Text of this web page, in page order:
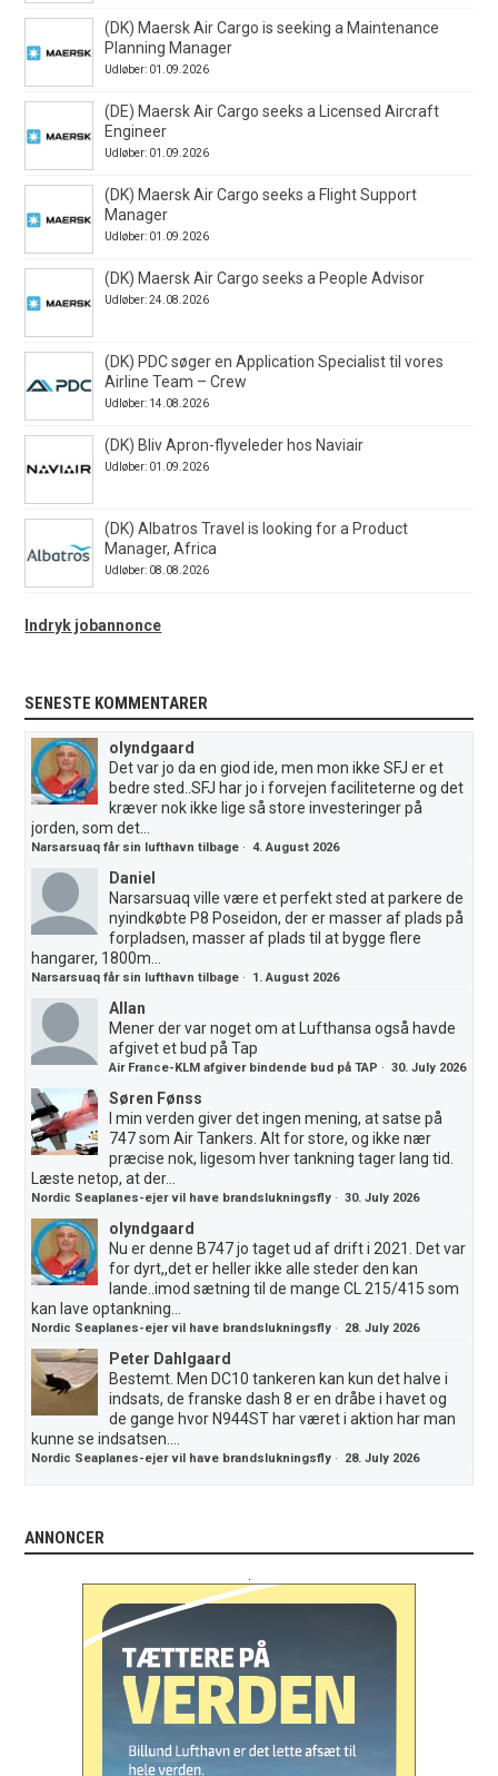
(DK) Maersk Air Cargo is seeking a Maintenance
Planning Manager
Udløber: 01.09.2026
(DE) Maersk Air Cargo seeks a Licensed Aircraft
Engineer
Udløber: 01.09.2026
(DK) Maersk Air Cargo seeks a Flight Support
Manager
Udløber: 01.09.2026
(DK) Maersk Air Cargo seeks a People Advisor
Udløber: 24.08.2026
(DK) PDC søger en Application Specialist til vores
Airline Team – Crew
Udløber: 14.08.2026
(DK) Bliv Apron-flyveleder hos Naviair
Udløber: 01.09.2026
(DK) Albatros Travel is looking for a Product
Manager, Africa
Udløber: 08.08.2026
Indryk jobannonce
SENESTE KOMMENTARER
olyndgaard
Det var jo da en giod ide, men mon ikke SFJ er et
bedre sted..SFJ har jo i forvejen faciliteterne og det
kræver nok ikke lige så store investeringer på
jorden, som det...
Narsarsuaq får sin lufthavn tilbage ·4. August 2026
Daniel
Narsarsuaq ville være et perfekt sted at parkere de
nyindkøbte P8 Poseidon, der er masser af plads på
forpladsen, masser af plads til at bygge flere
hangarer, 1800m...
Narsarsuaq får sin lufthavn tilbage · 1. August 2026
Allan
Mener der var noget om at Lufthansa også havde
afgivet et bud på Tap
Air France-KLM afgiver bindende bud på TAP ·30. July 2026
Søren Fønss
I min verden giver det ingen mening, at satse på
747 som Air Tankers. Alt for store, og ikke nær
præcise nok, ligesom hver tankning tager lang tid.
Læste netop, at der...
Nordic Seaplanes-ejer vil have brandslukningsfly ·30. July 2026
olyndgaard
Nu er denne B747 jo taget ud af drift i 2021. Det var
for dyrt,,det er heller ikke alle steder den kan
lande..imod sætning til de mange CL 215/415 som
kan lave optankning...
Nordic Seaplanes-ejer vil have brandslukningsfly · 28. July 2026
Peter Dahlgaard
Bestemt. Men DC10 tankeren kan kun det halve i
indsats, de franske dash 8 er en dråbe i havet og
de gange hvor N944ST har været i aktion har man
kunne se indsatsen....
Nordic Seaplanes-ejer vil have brandslukningsfly · 28. July 2026
ANNONCER